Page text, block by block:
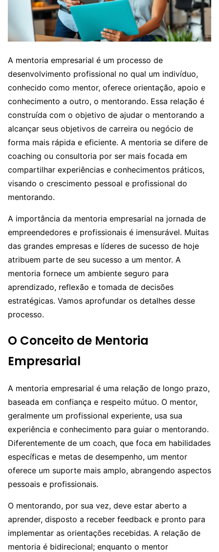
A mentoria empresarial é um processo de
desenvolvimento profissional no qual um indivíduo,
conhecido como mentor, oferece orientação, apoio e
conhecimento a outro, o mentorando. Essa relação é
construída com o objetivo de ajudar o mentorando a
alcançar seus objetivos de carreira ou negócio de
forma mais rápida e eficiente. A mentoria se difere de
coaching ou consultoria por ser mais focada em
compartilhar experiências e conhecimentos práticos,
visando o crescimento pessoal e profissional do
mentorando.
A importância da mentoria empresarial na jornada de
empreendedores e profissionais é imensurável. Muitas
das grandes empresas e líderes de sucesso de hoje
atribuem parte de seu sucesso a um mentor. A
mentoria fornece um ambiente seguro para
aprendizado, reflexão e tomada de decisões
estratégicas. Vamos aprofundar os detalhes desse
processo.
O Conceito de Mentoria
Empresarial
A mentoria empresarial é uma relação de longo prazo,
baseada em confiança e respeito mútuo. O mentor,
geralmente um profissional experiente, usa sua
experiência e conhecimento para guiar o mentorando.
Diferentemente de um coach, que foca em habilidades
específicas e metas de desempenho, um mentor
oferece um suporte mais amplo, abrangendo aspectos
pessoais e profissionais.
O mentorando, por sua vez, deve estar aberto a
aprender, disposto a receber feedback e pronto para
implementar as orientações recebidas. A relação de
mentoria é bidirecional; enquanto o mentor